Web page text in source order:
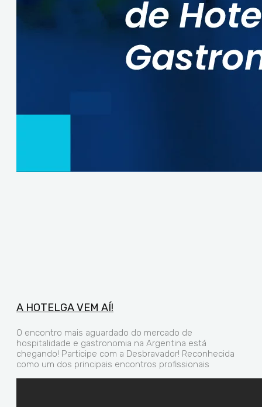
A HOTELGA VEM AÍ!
O encontro mais aguardado do mercado de
hospitalidade e gastronomia na Argentina está
chegando! Participe com a Desbravador! Reconhecida
como um dos principais encontros profissionais